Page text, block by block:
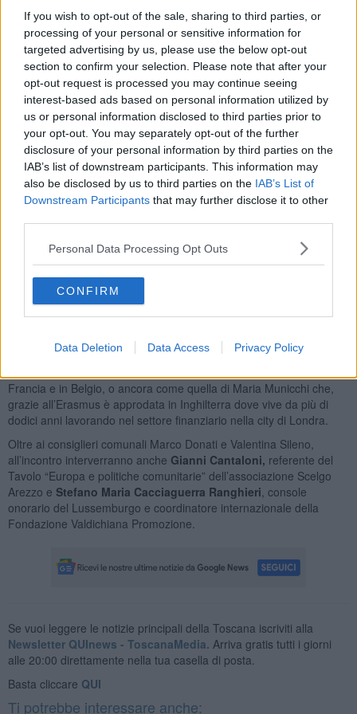
If you wish to opt-out of the sale, sharing to third parties, or
processing of your personal or sensitive information for
targeted advertising by us, please use the below opt-out
section to confirm your selection. Please note that after your
opt-out request is processed you may continue seeing
interest-based ads based on personal information utilized by
us or personal information disclosed to third parties prior to
your opt-out. You may separately opt-out of the further
disclosure of your personal information by third parties on the
IAB’s list of downstream participants. This information may
also be disclosed by us to third parties on the IAB’s List of
Downstream Participants that may further disclose it to other
Personal Data Processing Opt Outs
CONFIRM
Data Deletion Data Access Privacy Policy
la Festa dell’Europa Scelgo Arezzointende dare il via ad una
serie di iniziative, a cadenza annuale, dedicate alla cooperazione
e alle politiche comunitarie – dichiarano i consiglieri comunali di
Scelgo Arezzo, Marco Donati e Valentina Sileno.- Sia come
associazione che come gruppo consiliare, Scelgo Arezzo si
impegna infatti a creare
le condizioni per una città
che sappia
cogliere le opportunità offerte dai bandi europei e
dall’internazionalizzazione, costruendo le basi affinché Arezzo
possa sviluppare una propria proiezione in ambito europeo”.
diretta Facebook di Scelgo Arezzo sarà anche un momento di
riflessione e condivisione di esperienze positive. Storie di vita
vissuta in cui l’Europa non ha fatto soltanto da scenografia, ma è
diventata parte integrante della trama. Storie che ci verranno
raccontate in prima persona dai loro stessi protagonisti. Storie di
scambio culturale e integrazione come quella di
Finlandia nel 2012 che adesso ha stabilito la propria base
lavorativa e familiare a Parigi; o come quella diCamilla Zanchi
Francia e in Belgio, o ancora come quella di Maria Municchi che,
grazie all’Erasmus è approdata in Inghilterra dove vive da più di
dodici anni lavorando nel settore finanziario nella city di Londra.
Oltre ai consiglieri comunali Marco Donati e Valentina Sileno,
all’incontro interverranno anche Gianni Cantaloni, referente del
Tavolo “Europa e politiche comunitarie” dell’associazione Scelgo
Arezzo e Stefano Maria Cacciaguerra Ranghieri , console
onorario del Lussemburgo e coordinatore internazionale della
Fondazione Valdichiana Promozione.
Se vuoi leggere le notizie principali della Toscana iscriviti alla
Newsletter QUInews - ToscanaMedia. Arriva gratis tutti i giorni
alle 20:00 direttamente nella tua casella di posta.
Basta cliccare QUI
Ti potrebbe interessare anche: